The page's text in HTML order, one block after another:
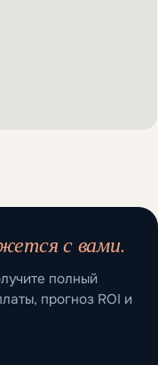
с вами.
полный
прогноз ROI и